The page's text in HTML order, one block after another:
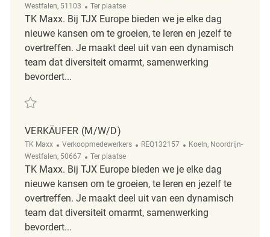
Westfalen, 51103
Afgelegen
Ter plaatse
TK Maxx. Bij TJX Europe bieden we je elke dag
nieuwe kansen om te groeien, te leren en jezelf te
overtreffen. Je maakt deel uit van een dynamisch
team dat diversiteit omarmt, samenwerking
bevordert...
Redden Verkäufer (M/W/D) REQ134523
VERKÄUFER (M/W/D)
TK Maxx Categorie
Verkoopmedewerkers ReqId
REQ132157 Plaats
Koeln, Noordrijn-
Westfalen, 50667
Afgelegen
Ter plaatse
TK Maxx. Bij TJX Europe bieden we je elke dag
nieuwe kansen om te groeien, te leren en jezelf te
overtreffen. Je maakt deel uit van een dynamisch
team dat diversiteit omarmt, samenwerking
bevordert...